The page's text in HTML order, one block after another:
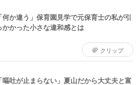
「何か違う」保育園見学で元保育士の私が引
かかった小さな違和感とは
クリップ
「嘔吐が止まらない」夏山だから大丈夫と富